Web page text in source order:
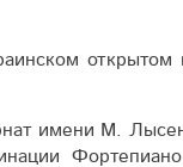
имени М.